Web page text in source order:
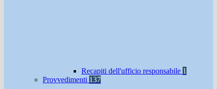
Recapiti dell'ufficio responsabile 1
Provvedimenti 137